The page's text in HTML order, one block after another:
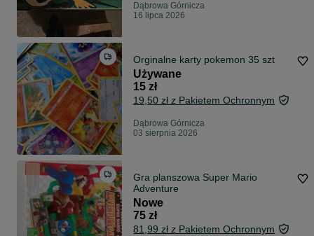
Dąbrowa Górnicza
16 lipca 2026
Orginalne karty pokemon 35 szt
Używane
15 zł
19,50 zł z Pakietem Ochronnym
Dąbrowa Górnicza
03 sierpnia 2026
Gra planszowa Super Mario
Adventure
Nowe
75 zł
81,99 zł z Pakietem Ochronnym